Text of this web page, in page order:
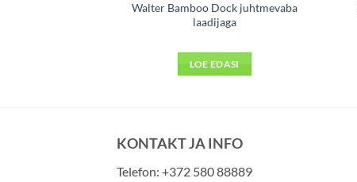
Walter Bamboo Dock juhtmevaba
laadijaga
LOE EDASI
KONTAKT JA INFO
Telefon: +372 580 88889